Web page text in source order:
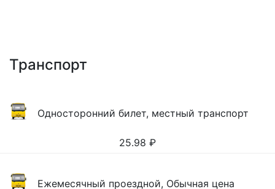
Транспорт
Односторонний билет, местный транспорт
25.98 ₽
Ежемесячный проездной, Обычная цена